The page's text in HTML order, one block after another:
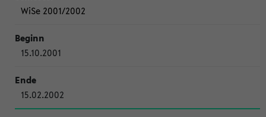
WiSe 2001/2002
15.10.2001
15.02.2002